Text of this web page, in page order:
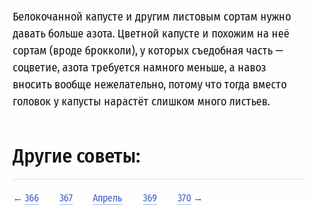
Белокочанной капусте и другим листовым сортам нужно
давать больше азота. Цветной капусте и похожим на неё
сортам (вроде брокколи), у которых съедобная часть —
соцветие, азота требуется намного меньше, а навоз
вносить вообще нежелательно, потому что тогда вместо
головок у капусты нарастёт слишком много листьев.
Другие советы:
←366 367 Апрель 369 370→